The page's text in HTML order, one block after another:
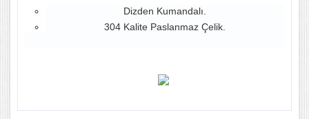
Dizden Kumandalı.
304 Kalite Paslanmaz Çelik.